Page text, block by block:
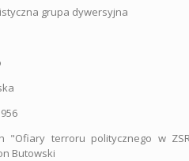
grupa dywersyjna
"Ofiary terroru politycznego w
Butowski